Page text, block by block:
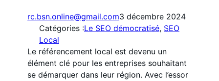
rc.bsn.online@gmail.com3 décembre 2024
Catégories :Le SEO démocratisé, SEO
Local
Le référencement local est devenu un
élément clé pour les entreprises souhaitant
se démarquer dans leur région. Avec l’essor